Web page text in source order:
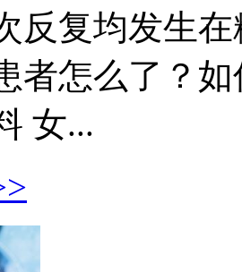
反复均发生
者怎么了？
女...